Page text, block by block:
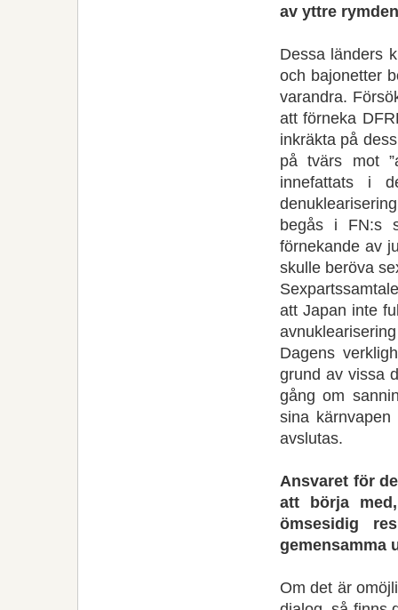
av yttre
Dessa länders
och bajonetter
varandra.
att förneka
inkräkta på
på tvärs mot
innefattats i
begås i FN:s
förnekande av
skulle beröva
att Japan inte
Dagens
grund av vissa
gång om
sina
avslutas.
Ansvaret för
att börja
ömsesidig
gemensamma
Om det är